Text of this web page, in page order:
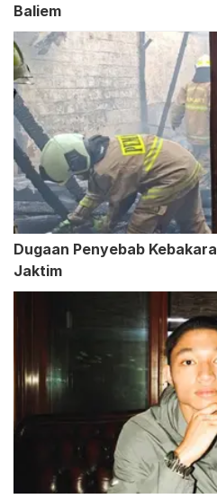
Baliem
Dugaan Penyebab
Jaktim